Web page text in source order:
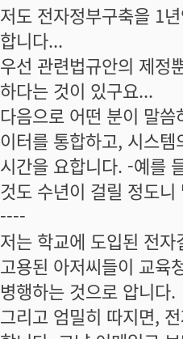
저도 전자정부구축을 1
합니다...
우선 관련법규안의 제정
하다는 것이 있구요...
다음으로 어떤 분이 말
이터를 통합하고, 시스
시간을 요합니다. -예를
것도 수년이 걸릴 정도니
----
저는 학교에 도입된 전
고용된 아저씨들이 교육
병행하는 것으로 압니다.
그리고 엄밀히 따지면,